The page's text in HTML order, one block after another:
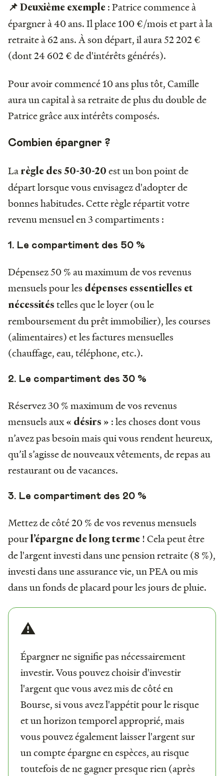
📌 Deuxième exemple : Patrice commence à
épargner à 40 ans. Il place 100 €/mois et part à la
retraite à 62 ans. À son départ, il aura 52 202 €
(dont 24 602 € de d'intérêts générés).
Pour avoir commencé 10 ans plus tôt, Camille
aura un capital à sa retraite de plus du double de
Patrice grâce aux intérêts composés.
Combien épargner ?
La règle des 50-30-20 est un bon point de
départ lorsque vous envisagez d'adopter de
bonnes habitudes. Cette règle répartit votre
revenu mensuel en 3 compartiments :
1. Le compartiment des 50 %
Dépensez 50 % au maximum de vos revenus
mensuels pour les dépenses essentielles et
nécessités telles que le loyer (ou le
remboursement du prêt immobilier), les courses
(alimentaires) et les factures mensuelles
(chauffage, eau, téléphone, etc.).
2. Le compartiment des 30 %
Réservez 30 % maximum de vos revenus
mensuels aux« désirs » : les choses dont vous
n’avez pas besoin mais qui vous rendent heureux,
qu’il s’agisse de nouveaux vêtements, de repas au
restaurant ou de vacances.‍
3. Le compartiment des 20 %
Mettez de côté 20 % de vos revenus mensuels
pourl’épargne de long terme ! Cela peut être
de l'argent investi dans une pension retraite (8 %),
investi dans une assurance vie, un PEA ou mis
dans un fonds de placard pour les jours de pluie.
⚠️
Épargner ne signifie pas nécessairement
investir. Vous pouvez choisir d'investir
l'argent que vous avez mis de côté en
Bourse, si vous avez l'appétit pour le risque
et un horizon temporel approprié, mais
vous pouvez également laisser l'argent sur
un compte épargne en espèces, au risque
toutefois de ne gagner presque rien (après